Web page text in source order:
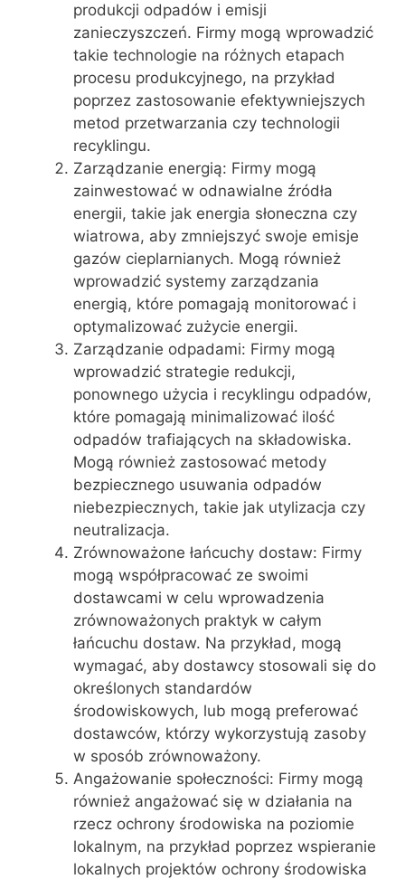
produkcji odpadów i emisji
zanieczyszczeń. Firmy mogą wprowadzić
takie technologie na różnych etapach
procesu produkcyjnego, na przykład
poprzez zastosowanie efektywniejszych
metod przetwarzania czy technologii
recyklingu.
Zarządzanie energią: Firmy mogą
zainwestować w odnawialne źródła
energii, takie jak energia słoneczna czy
wiatrowa, aby zmniejszyć swoje emisje
gazów cieplarnianych. Mogą również
wprowadzić systemy zarządzania
energią, które pomagają monitorować i
optymalizować zużycie energii.
Zarządzanie odpadami: Firmy mogą
wprowadzić strategie redukcji,
ponownego użycia i recyklingu odpadów,
które pomagają minimalizować ilość
odpadów trafiających na składowiska.
Mogą również zastosować metody
bezpiecznego usuwania odpadów
niebezpiecznych, takie jak utylizacja czy
neutralizacja.
Zrównoważone łańcuchy dostaw: Firmy
mogą współpracować ze swoimi
dostawcami w celu wprowadzenia
zrównoważonych praktyk w całym
łańcuchu dostaw. Na przykład, mogą
wymagać, aby dostawcy stosowali się do
określonych standardów
środowiskowych, lub mogą preferować
dostawców, którzy wykorzystują zasoby
w sposób zrównoważony.
Angażowanie społeczności: Firmy mogą
również angażować się w działania na
rzecz ochrony środowiska na poziomie
lokalnym, na przykład poprzez wspieranie
lokalnych projektów ochrony środowiska